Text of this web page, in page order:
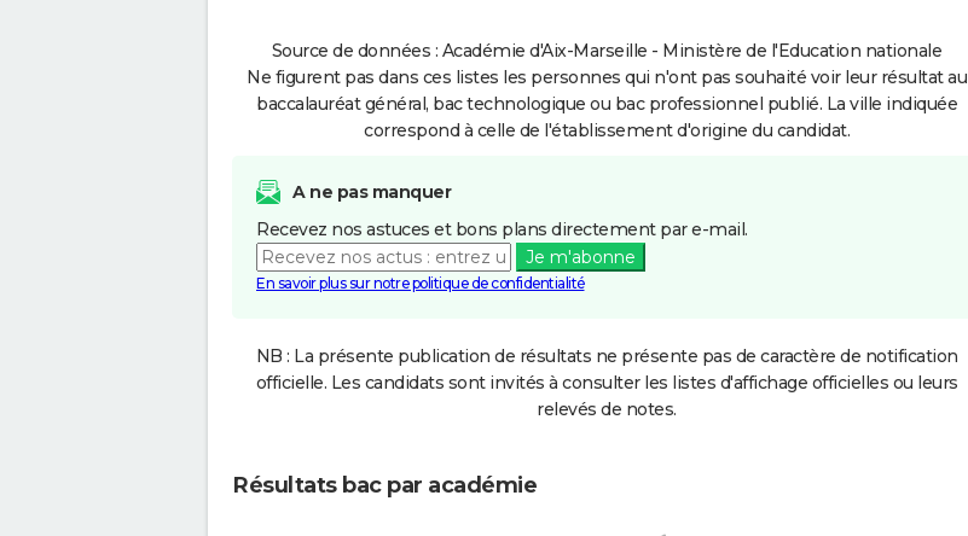
Source de données : Académie d'Aix-Marseille - Ministère de l'Education nationale
Ne figurent pas dans ces listes les personnes qui n'ont pas souhaité voir leur résultat au
baccalauréat général, bac technologique ou bac professionnel publié. La ville indiquée
correspond à celle de l'établissement d'origine du candidat.
A ne pas manquer
Recevez nos astuces et bons plans directement par e-mail.
Je m'abonne
En savoir plus sur notre politique de confidentialité
NB : La présente publication de résultats ne présente pas de caractère de notification
officielle. Les candidats sont invités à consulter les listes d'affichage officielles ou leurs
relevés de notes.
Résultats bac par académie